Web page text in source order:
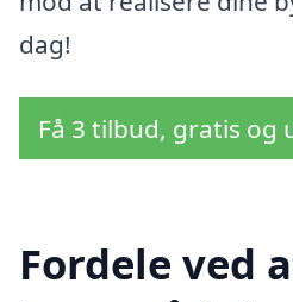
dag!
Få 3 tilbud, gratis og
Fordele ved